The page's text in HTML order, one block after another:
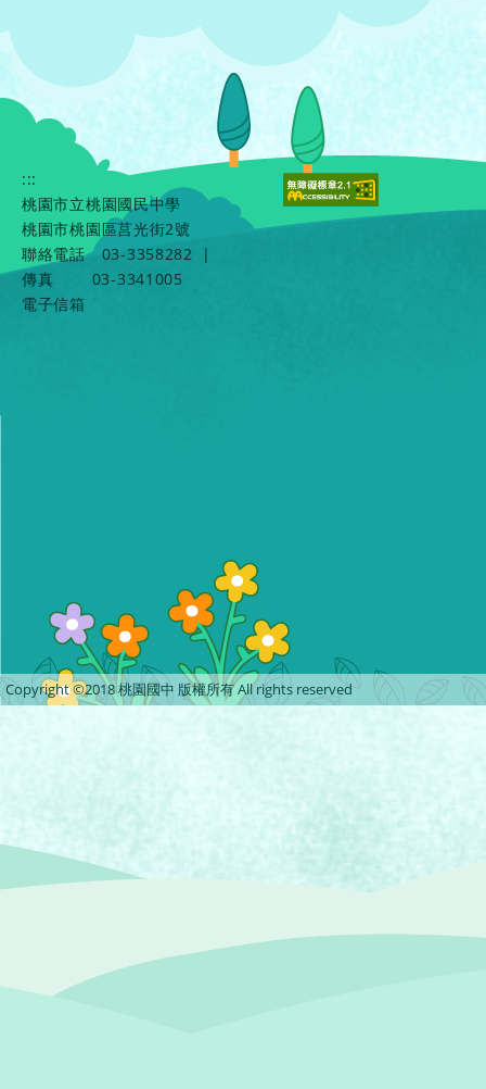
:::
桃園市立桃園國民中學
桃園市桃園區莒光街2號
聯絡電話
03-3358282
|
傳真
03-3341005
電子信箱
Copyright ©2018 桃園國中 版權所有 All rights reserved